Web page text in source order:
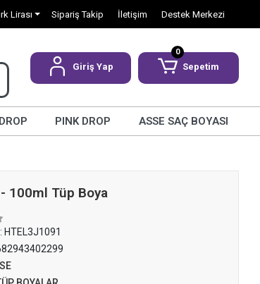
Lirası Sipariş Takip İletişim Destek Merkezi
Giriş Yap
0
Sepetim
PINK DROP ASSE SAÇ BOYASI
- 100ml Tüp Boya
HTEL3J1091